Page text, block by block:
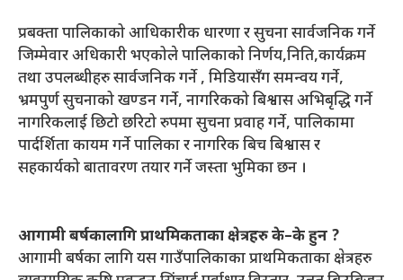
प्रबक्ता पालिकाको आधिकारीक धारणा र सुचना सार्वजनिक गर्ने
जिम्मेवार अधिकारी भएकोले पालिकाको निर्णय,निति,कार्यक्रम
तथा उपलब्धीहरु सार्वजनिक गर्ने , मिडियासँग समन्वय गर्ने,
भ्रमपुर्ण सुचनाको खण्डन गर्ने, नागरिकको बिश्वास अभिबृद्धि गर्ने
नागरिकलाई छिटो छरिटो रुपमा सुचना प्रवाह गर्ने, पालिकामा
पार्दर्शिता कायम गर्ने पालिका र नागरिक बिच बिश्वास र
सहकार्यको बातावरण तयार गर्ने जस्ता भुमिका छन ।
आगामी बर्षकालागि प्राथमिकताका क्षेत्रहरु के–के हुन ?
आगामी बर्षका लागि यस गाउँपालिकाका प्राथमिकताका क्षेत्रहरु